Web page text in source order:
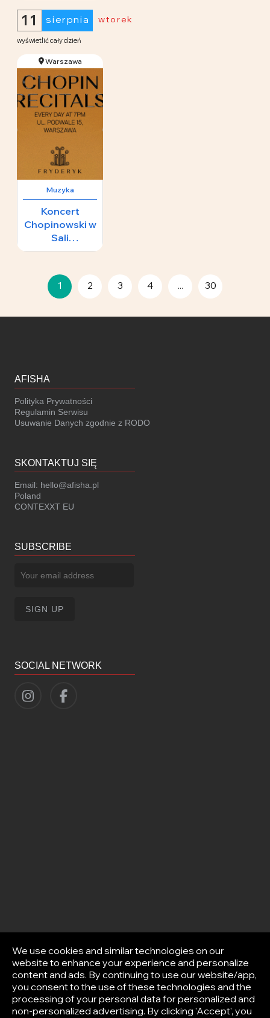
Fryderyk
wtorek
sierpnia
11
wyświetlić cały dzień
Warszawa
Muzyka
Koncert
Chopinowski w
Sali
Koncertowej
65 zł
1 2 3 4 ... 30
AFISHA
Polityka Prywatności
Regulamin Serwisu
Usuwanie Danych zgodnie z RODO
SKONTAKTUJ SIĘ
Email: hello@afisha.pl
Poland
CONTEXXT EU
SUBSCRIBE
SOCIAL NETWORK
We use cookies and similar technologies on our
website to enhance your experience and personalize
content and ads. By continuing to use our website/app,
you consent to the use of these technologies and the
processing of your personal data for personalized and
non-personalized advertising. By clicking 'Accept', you